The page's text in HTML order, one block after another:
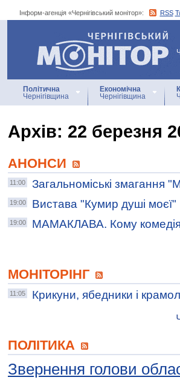
Інформ-агенція «Чернігівський монітор»: RSS
Інформ-агенція
«Чернігівський монітор»
Політична
Чернігівщина
Економічна
Чернігівщина
Архiв: 22 березня
АНОНСИ
11:00 Загальноміські змагання
19:00 Вистава "Кумир душі моєї"
19:00
МАМАКЛАВА. Кому
МОНІТОРІНГ
11:05
Крикуни, ябедники і
ПОЛІТИКА
Звернення голови